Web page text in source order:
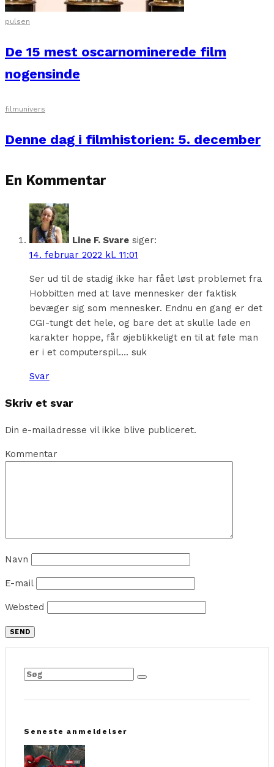
pulsen
De 15 mest oscarnominerede film
nogensinde
filmunivers
Denne dag i filmhistorien: 5. december
En Kommentar
Line F. Svare siger:
14. februar 2022 kl. 11:01
Ser ud til de stadig ikke har fået løst problemet fra
Hobbitten med at lave mennesker der faktisk
bevæger sig som mennesker. Endnu en gang er det
CGI-tungt det hele, og bare det at skulle lade en
karakter hoppe, får øjeblikkeligt en til at føle man
er i et computerspil…. suk
Svar
Skriv et svar
Din e-mailadresse vil ikke blive publiceret.
Kommentar
Navn
E-mail
Websted
Seneste anmeldelser